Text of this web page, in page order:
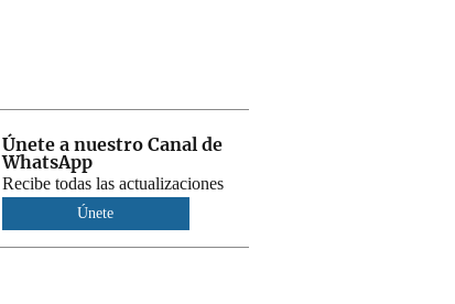
Únete a nuestro Canal de
WhatsApp
Recibe todas las actualizaciones
Únete